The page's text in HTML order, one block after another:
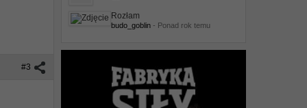
#3
Rozłam
budo_goblin- Ponad rok temu